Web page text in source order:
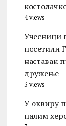
4 views
Учесници
посетили
наставак
дружење
3 views
У оквиру
палим